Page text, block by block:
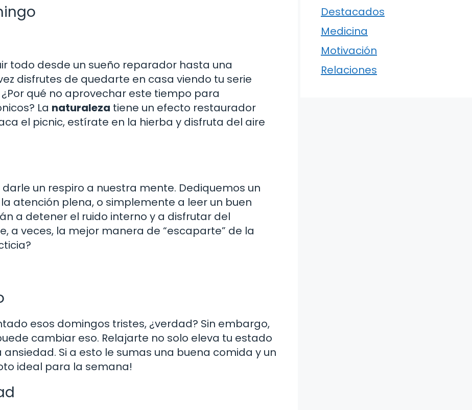
todo desde un sueño reparador hasta una
disfrutes de quedarte en casa viendo tu serie
qué no aprovechar este tiempo para
La naturaleza tiene un efecto restaurador
el picnic, estírate en la hierba y disfruta del aire
un respiro a nuestra mente. Dediquemos un
atención plena, o simplemente a leer un buen
a detener el ruido interno y a disfrutar del
a veces, la mejor manera de “escaparte” de la
esos domingos tristes, ¿verdad? Sin embargo,
cambiar eso. Relajarte no solo eleva tu estado
Si a esto le sumas una buena comida y un
ideal para la semana!
Destacados
Medicina
Motivación
Relaciones